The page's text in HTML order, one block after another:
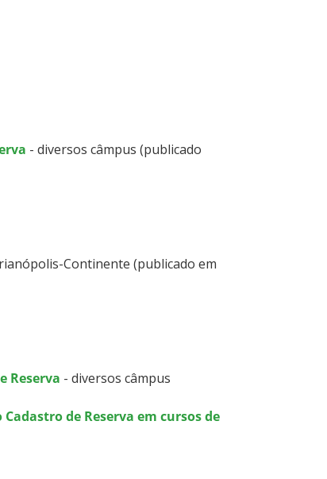
- diversos câmpus (publicado
Continente (publicado em
Reserva - diversos câmpus
de Reserva em cursos de